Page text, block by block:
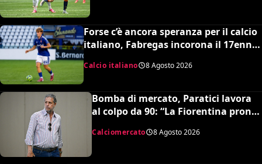
Forse c’è ancora speranza per il calcio
italiano, Fabregas incorona il 17enne
Busquets”
Calcio italiano 8 Agosto 2026
Bomba di mercato, Paratici lavora
al colpo da 90: “La Fiorentina pronta
Calciomercato 8 Agosto 2026